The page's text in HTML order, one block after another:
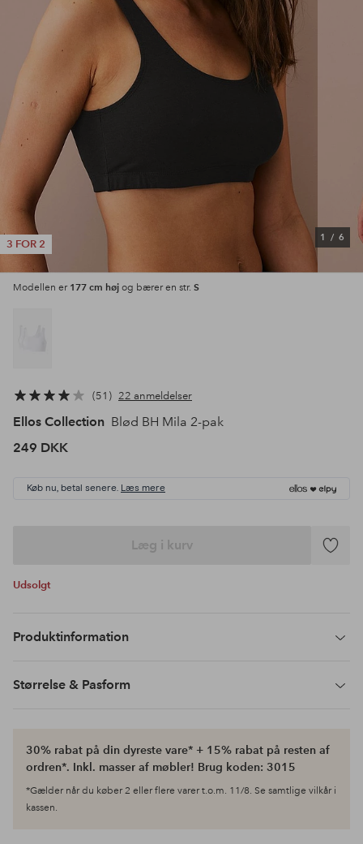
3 FOR 2
1 / 6
Modellen er 177 cm høj og bærer en str. S
51 22 anmeldelser
Ellos Collection Blød BH Mila 2-pak
249 DKK
Køb nu, betal senere. Læs mere
Læg i kurv
Tilføj
Udsolgt
Produktinformation
Størrelse & Pasform
30% rabat på din dyreste vare* + 15% rabat på resten af
ordren*. Inkl. masser af møbler! Brug koden: 3015
*Gælder når du køber 2 eller flere varer t.o.m. 11/8. Se samtlige vilkår i
kassen.